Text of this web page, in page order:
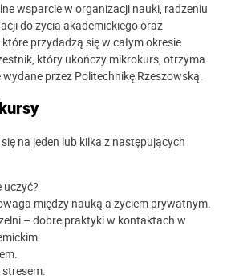
wsparcie w organizacji nauki, radzeniu
do życia akademickiego oraz
przydadzą się w całym okresie
który ukończy mikrokurs, otrzyma
przez Politechnikę Rzeszowską.
na jeden lub kilka z następujących
uczyć?
między nauką a życiem prywatnym.
– dobre praktyki w kontaktach w